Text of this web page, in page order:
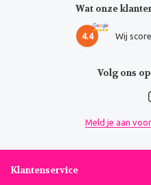
Wat onze
4.4 Wij
Volg ons
Meld je aan
Klantenservice